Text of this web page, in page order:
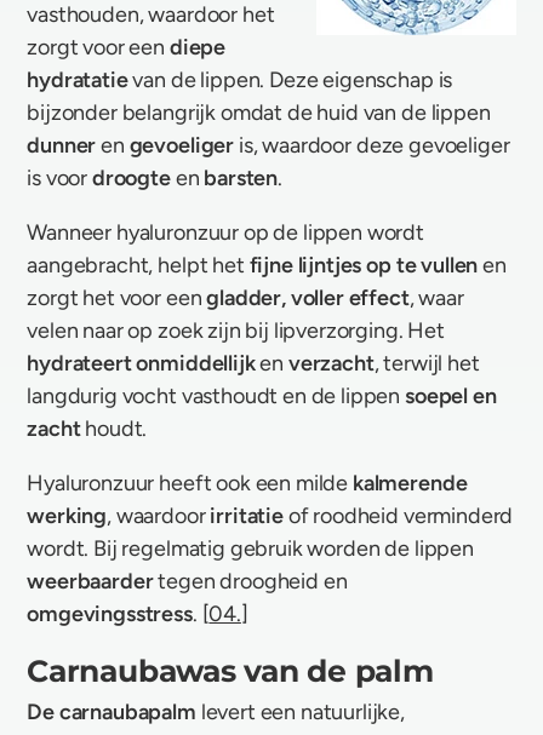
vasthouden, waardoor het
zorgt voor een diepe
hydratatievan de lippen. Deze eigenschap is
bijzonder belangrijk omdat de huid van de lippen
dunneren gevoeliger is, waardoor deze gevoeliger
is voordroogteen barsten.
Wanneer hyaluronzuur op de lippen wordt
aangebracht, helpt het fijne lijntjes op te vullenen
zorgt het voor eengladder, voller effect, waar
velen naar op zoek zijn bij lipverzorging. Het
hydrateert onmiddellijken verzacht, terwijl het
langdurig vocht vasthoudt en de lippen soepel en
zachthoudt.
Hyaluronzuur heeft ook een milde kalmerende
werking, waardoorirritatieof roodheid verminderd
wordt. Bij regelmatig gebruik worden de lippen
weerbaardertegen droogheid en
omgevingsstress. [04.]
Carnaubawas van de palm
De carnaubapalm levert een natuurlijke,